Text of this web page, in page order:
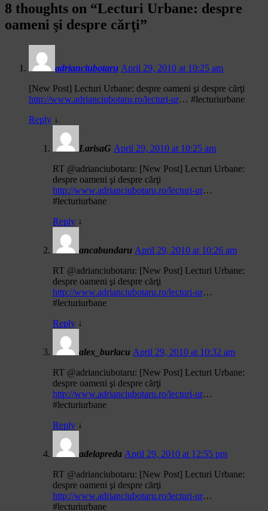
8 thoughts on “Lecturi Urbane: despre
oameni şi despre cărţi”
adrianciubotaru April 29, 2010 at 10:25 am
[New Post] Lecturi Urbane: despre oameni şi despre cărţi
http://www.adrianciubotaru.ro/lecturi-ur… #lecturiurbane
Reply ↓
LarisaG April 29, 2010 at 10:25 am
RT @adrianciubotaru: [New Post] Lecturi Urbane:
despre oameni şi despre cărţi
http://www.adrianciubotaru.ro/lecturi-ur…
#lecturiurbane
Reply ↓
ancabundaru April 29, 2010 at 10:26 am
RT @adrianciubotaru: [New Post] Lecturi Urbane:
despre oameni şi despre cărţi
http://www.adrianciubotaru.ro/lecturi-ur…
#lecturiurbane
Reply ↓
alex_burlacu April 29, 2010 at 10:32 am
RT @adrianciubotaru: [New Post] Lecturi Urbane:
despre oameni şi despre cărţi
http://www.adrianciubotaru.ro/lecturi-ur…
#lecturiurbane
Reply ↓
adelapreda April 29, 2010 at 12:55 pm
RT @adrianciubotaru: [New Post] Lecturi Urbane:
despre oameni şi despre cărţi
http://www.adrianciubotaru.ro/lecturi-ur…
#lecturiurbane